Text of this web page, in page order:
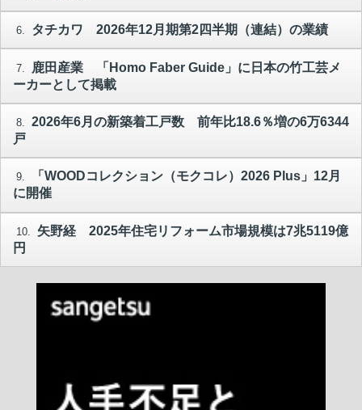
6. タチカワ 2026年12月期第2四半期（連結）の業績
7.
鹿田産業 「Homo Faber Guide」に日本の竹工芸メ
ーカーとして掲載
8. 2026年6月の新築着工戸数 前年比18.6％増の6万6344
戸
9.
「WOODコレクション（モクコレ）2026 Plus」12月
に開催
10.
矢野経 2025年住宅リフォーム市場規模は7兆5119億
円